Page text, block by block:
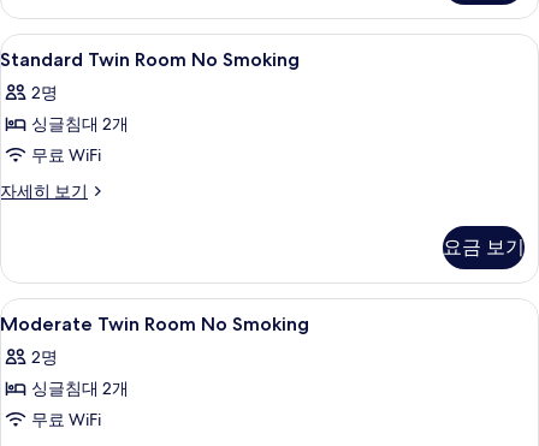
두
보
기
smoking
자
세
보
기
Standard
Twin
Room
No
Smoking
사
두
보
기
1
Standard Twin Room No Smoking
2명
싱글침대 2개
무료 WiFi
자세히 보기
Standard
Smoking
자
세
보
기
요금 보기
Moderate
Twin
Room
No
Smoking
1
Moderate Twin Room No Smoking
2명
싱글침대 2개
무료 WiFi